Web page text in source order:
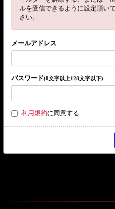
ルを受信できるように設定頂い
さい。
メールアドレス
パスワード(8文字以上128文字以下)
利用規約に同意する